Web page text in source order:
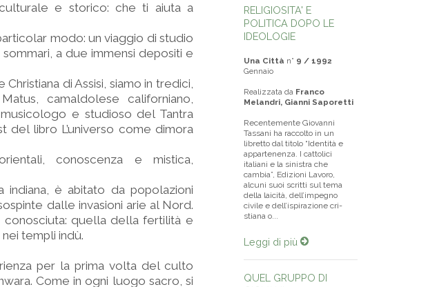
e storico: che ti aiuta a
modo: un viaggio di studio
a due immensi depositi e
di Assisi, siamo in tredici,
camaldolese californiano,
e studioso del Tantra
del libro L’universo come dimora
conoscenza e mistica,
è abitato da popolazioni
dalle invasioni arie al Nord.
conosciuta: quella della fertilità e
templi indù.
per la prima volta del culto
Come in ogni luogo sacro, si
RELIGIOSITA' E
POLITICA DOPO LE
IDEOLOGIE
Una Città n° 9 / 1992
Gennaio
Realizzata da Franco
Melandri, Gianni Saporetti
Recentemente Giovanni
Tassani ha raccolto in un
libretto dal titolo “Identità e
appartenenza. I cattolici
italiani e la si­nistra che
cambia”, Edizioni Lavoro,
alcuni suoi scritti sul tema
della laicità, dell’impegno
civile e dell’ispirazione cri­
stiana o...
Leggi di più
QUEL GRUPPO DI